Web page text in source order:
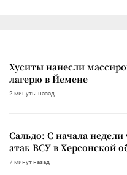
Хуситы нанесли
лагерю в Йемене
2 минуты назад
Сальдо: С начала
атак ВСУ в Херсонской
7 минут назад